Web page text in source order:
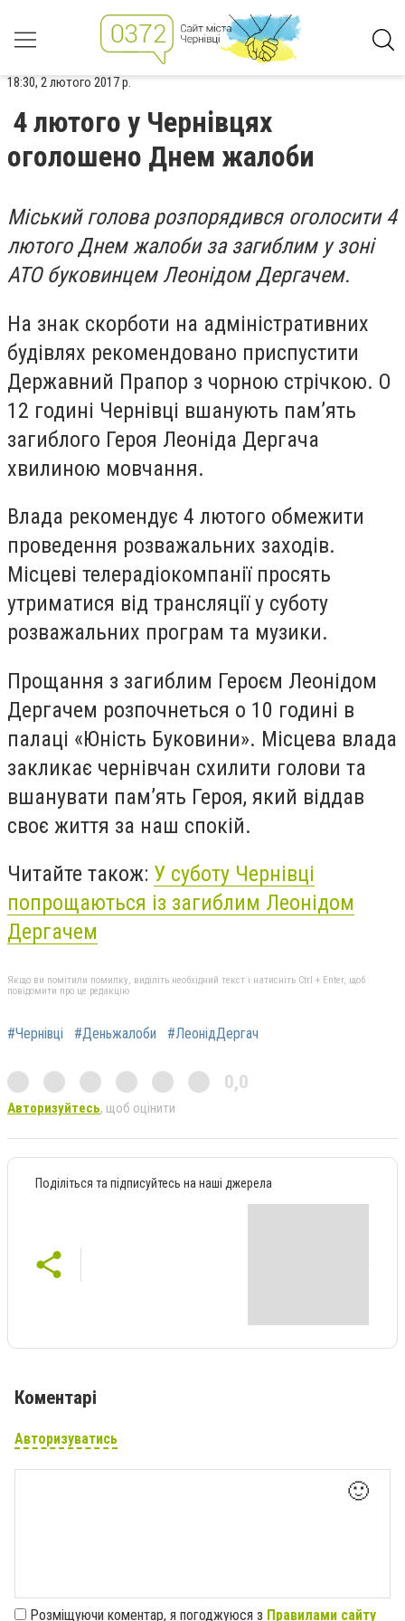
18:30, 2 лютого 2017 р.
4 лютого у Чернівцях
оголошено Днем жалоби
Міський голова розпорядився оголосити 4
лютого Днем жалоби за загиблим у зоні
АТО буковинцем Леонідом Дергачем.
На знак скорботи на адміністративних
будівлях рекомендовано приспустити
Державний Прапор з чорною стрічкою. О
12 годині Чернівці вшанують пам’ять
загиблого Героя Леоніда Дергача
хвилиною мовчання.
Влада рекомендує 4 лютого обмежити
проведення розважальних заходів.
Місцеві телерадіокомпанії просять
утриматися від трансляції у суботу
розважальних програм та музики.
Прощання з загиблим Героєм Леонідом
Дергачем розпочнеться о 10 годині в
палаці «Юність Буковини». Місцева влада
закликає чернівчан схилити голови та
вшанувати пам’ять Героя, який віддав
своє життя за наш спокій.
Читайте також: У суботу Чернівці
попрощаються із загиблим Леонідом
Дергачем
Якщо ви помітили помилку, виділіть необхідний текст і натисніть Ctrl + Enter, щоб
повідомити про це редакцію
#Чернівці #Деньжалоби #ЛеонідДергач
0,0
Авторизуйтесь, щоб оцінити
Поділіться та підписуйтесь на наші джерела
Коментарі
Авторизуватись
🙂
Розміщуючи коментар, я погоджуюся з Правилами сайту